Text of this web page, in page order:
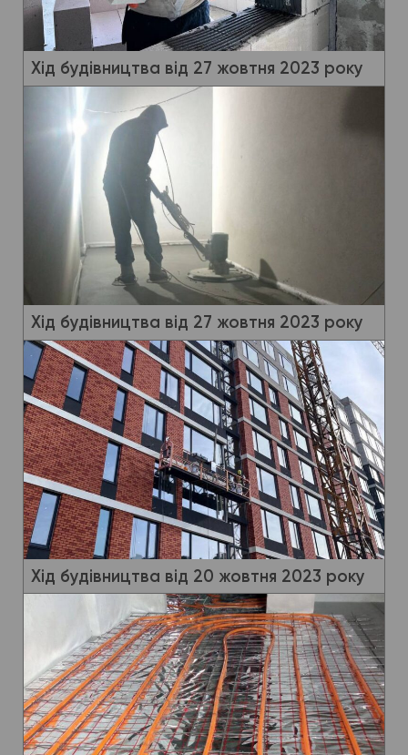
Хід будівництва від 27 жовтня 2023 року
Хід будівництва від 27 жовтня 2023 року
Хід будівництва від 20 жовтня 2023 року